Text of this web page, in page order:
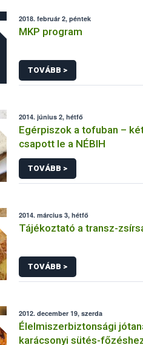
2018. február 2, péntek
MKP program
TOVÁBB >
2014. június 2, hétfő
Egérpiszok a tofuban –
csapott le a NÉBIH
TOVÁBB >
2014. március 3, hétfő
Tájékoztató a transz-
TOVÁBB >
2012. december 19, szerda
Élelmiszerbiztonsági
karácsonyi sütés-